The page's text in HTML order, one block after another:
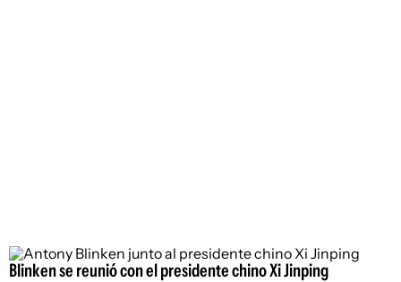
Blinken se reunió con el presidente chino Xi Jinping